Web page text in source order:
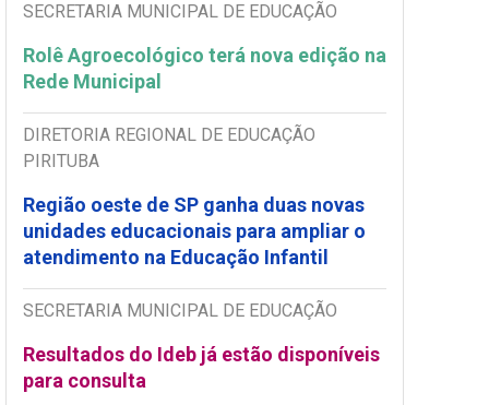
SECRETARIA MUNICIPAL DE EDUCAÇÃO
Rolê Agroecológico terá nova edição na
Rede Municipal
DIRETORIA REGIONAL DE EDUCAÇÃO
PIRITUBA
Região oeste de SP ganha duas novas
unidades educacionais para ampliar o
atendimento na Educação Infantil
SECRETARIA MUNICIPAL DE EDUCAÇÃO
Resultados do Ideb já estão disponíveis
para consulta